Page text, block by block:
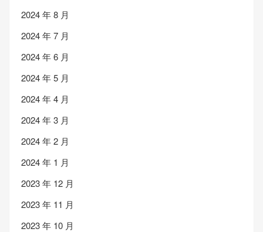
2024 年 8 月
2024 年 7 月
2024 年 6 月
2024 年 5 月
2024 年 4 月
2024 年 3 月
2024 年 2 月
2024 年 1 月
2023 年 12 月
2023 年 11 月
2023 年 10 月